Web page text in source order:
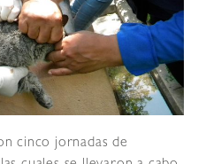
cinco jornadas de